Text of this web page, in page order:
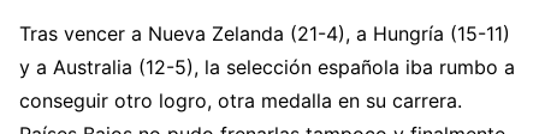
Tras vencer a Nueva Zelanda (21-4), a Hungría (15-11)
y a Australia (12-5), la selección española iba rumbo a
conseguir otro logro, otra medalla en su carrera.